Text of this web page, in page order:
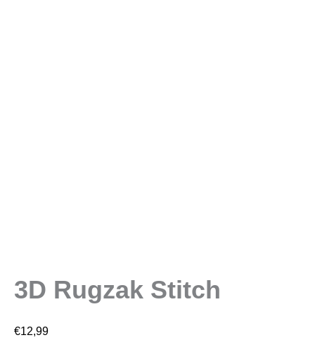
3D Rugzak Stitch
€12,99